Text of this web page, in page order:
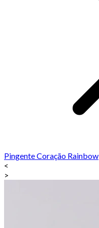
Pingente Coração Rainbow
<
>